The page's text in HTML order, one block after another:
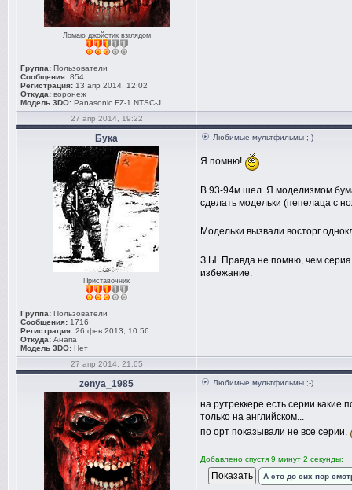
Ломаю джойстик взглядом
Группа: Пользователи
Сообщения: 854
Регистрация: 13 апр 2014, 12:02
Откуда: воронеж
Модель 3DO: Panasonic FZ-1 NTSC-J
27 апр 2014, 19:22
Бука
Приставочник
Группа: Пользователи
Сообщения: 1716
Регистрация: 26 фев 2013, 10:56
Откуда: Анапа
Модель 3DO: Нет
Любимые мультфильмы ;-)
Я помню!
В 93-94м шел. Я моделизмом
сделать модельки (пепелаца с
Модельки вызвали восторг
З.Ы. Правда не помню, чем сериал
избежание.
27 апр 2014, 21:05
zenya_1985 Любимые мультфильмы ;-)
на рутреккере есть серии какие
только на английском...
по орт показывали не все серии.
Добавлено спустя 9 минут 2 секунды:
А это до сих пор